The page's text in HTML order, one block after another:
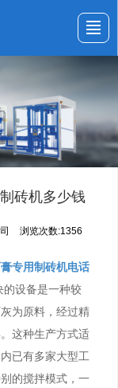
服务与支持 留言反馈
砖机多少钱
浏览次数:1356
专用制砖机电话
设备是一种较
为原料，经过精
这种生产方式适
已有多家大型工
的搅拌模式，一